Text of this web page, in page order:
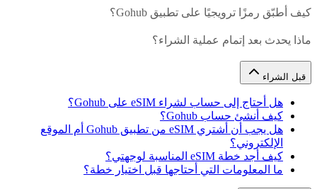
كيف أطبّق رمزًا ترويجيًا على تطبيق Gohub؟
ماذا يحدث بعد إتمام عملية الشراء؟
قبل الشراء
هل أحتاج إلى حساب لشراء eSIM على Gohub؟
كيف أنشئ حساب Gohub؟
هل يجب أن أشتري eSIM من تطبيق Gohub أم الموقع
الإلكتروني؟
كيف أجد خطة eSIM المناسبة لوجهتي؟
ما المعلومات التي أحتاجها قبل اختيار خطة؟